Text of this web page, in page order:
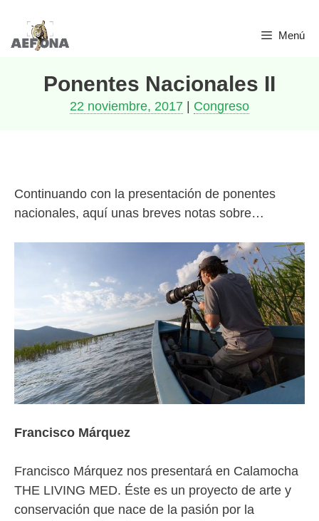
Saltar
Menú
Ponentes Nacionales II
22 noviembre, 2017 Congreso
Continuando con la presentación de ponentes
nacionales, aquí unas breves notas sobre…
Francisco Márquez
Francisco Márquez nos presentará en Calamocha
THE LIVING MED. Éste es un proyecto de arte y
conservación que nace de la pasión por la